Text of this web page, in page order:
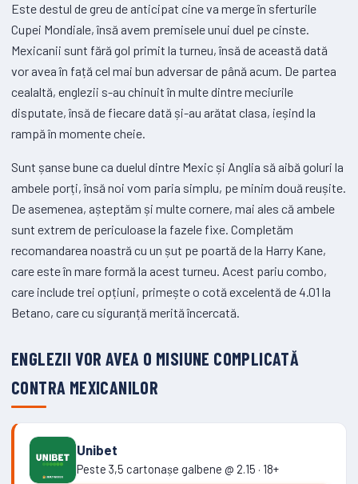
Este destul de greu de anticipat cine va merge în sferturile
Cupei Mondiale, însă avem premisele unui duel pe cinste.
Mexicanii sunt fără gol primit la turneu, însă de această dată
vor avea în față cel mai bun adversar de până acum. De partea
cealaltă, englezii s-au chinuit în multe dintre meciurile
disputate, însă de fiecare dată și-au arătat clasa, ieșind la
rampă în momente cheie.
Sunt șanse bune ca duelul dintre Mexic și Anglia să aibă goluri la
ambele porți, însă noi vom paria simplu, pe minim două reușite.
De asemenea, așteptăm și multe cornere, mai ales că ambele
sunt extrem de periculoase la fazele fixe. Completăm
recomandarea noastră cu un șut pe poartă de la Harry Kane,
care este în mare formă la acest turneu. Acest pariu combo,
care include trei opțiuni, primește o cotă excelentă de 4.01 la
Betano, care cu siguranță merită încercată.
ENGLEZII VOR AVEA O MISIUNE COMPLICATĂ
CONTRA MEXICANILOR
Unibet
Peste 3,5 cartonașe galbene @ 2.15 · 18+